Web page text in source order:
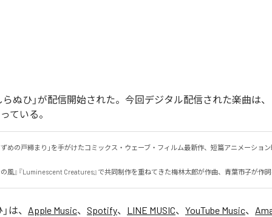
らぬひ」が配信開始された。今回デジタル配信された楽曲は、
ている。
ずめの戸締まり」を手がけたコミックス・ウェーブ・フィルム最新作、短篇アニメーション
風』『Luminescent Creatures』で共同制作を重ねてきた梅林太郎が作曲、青葉市子が作詞
」は、 Apple Music、 Spotify、 LINE MUSIC、 YouTube Music、